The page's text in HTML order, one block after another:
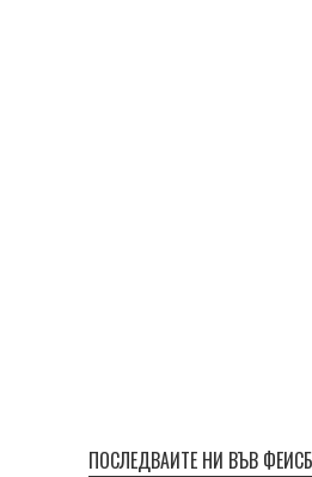
ПОСЛЕДВАЙТЕ НИ ВЪВ